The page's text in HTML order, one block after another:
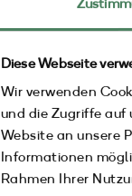
Diese Webseite
Wir verwenden
und die Zugriffe auf
Website an unsere
Informationen
Rahmen Ihrer